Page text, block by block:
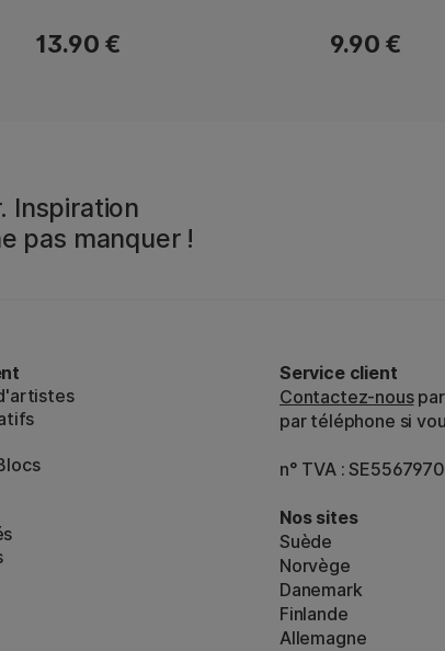
13.90 € 9.90 €
Inspiration
pas manquer !
Service client
Contactez-nous
par téléphone si
n° TVA :
Nos sites
Suède
Norvège
Danemark
Finlande
Allemagne